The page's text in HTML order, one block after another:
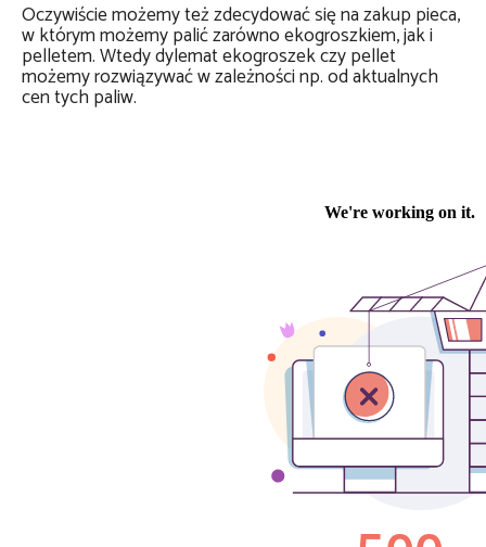
Oczywiście możemy też zdecydować się na zakup pieca,
w którym możemy palić zarówno ekogroszkiem, jak i
pelletem. Wtedy dylemat ekogroszek czy pellet
możemy rozwiązywać w zależności np. od aktualnych
cen tych paliw.